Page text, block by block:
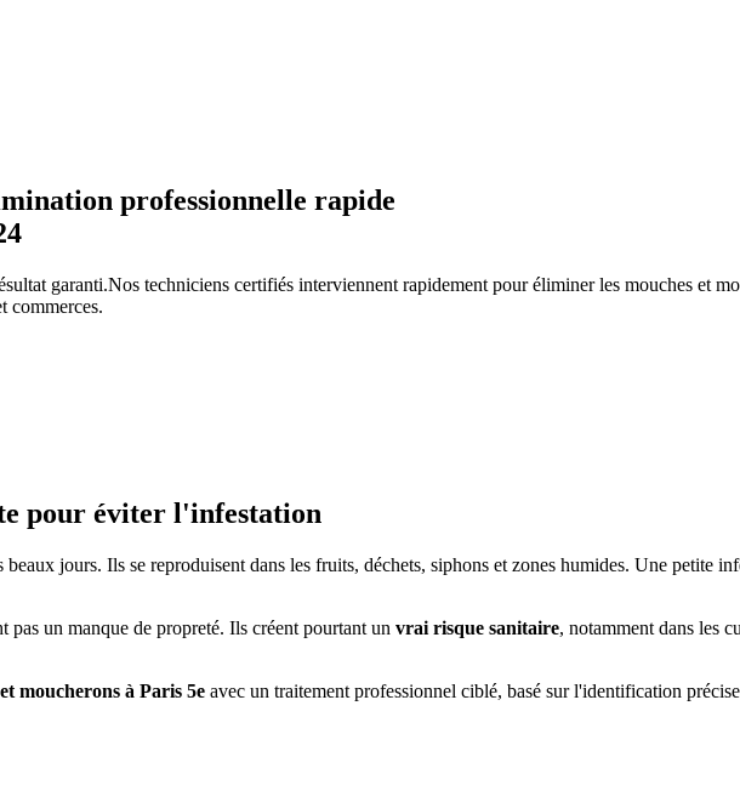
professionnelle rapide
garanti.Nos techniciens certifiés interviennent rapidement pour éliminer les mouches et
commerces.
pour éviter l'infestation
jours. Ils se reproduisent dans les fruits, déchets, siphons et zones humides. Une petite
pas un manque de propreté. Ils créent pourtant un vrai risque sanitaire, notamment dans les
moucherons à Paris 5e avec un traitement professionnel ciblé, basé sur l'identification